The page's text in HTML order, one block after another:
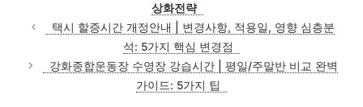
상화전략
택시 할증시간 개정안내 | 변경사항, 적용일, 영향 심층분
석: 5가지 핵심 변경점
강화종합운동장 수영장 강습시간 | 평일/주말반 비교 완벽
가이드: 5가지 팁